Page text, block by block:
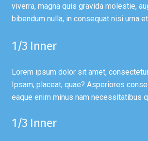
viverra, magna quis gravida molestie,
bibendum nulla, in consequat nisi urna
1/3 Inner
Lorem ipsum dolor sit amet,
Ipsam, placeat, quae? Asperiores
eaque enim minus nam necessitatibus
1/3 Inner